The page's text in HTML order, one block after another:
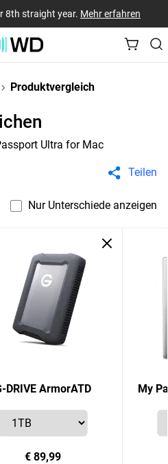
8th straight year. Mehr erfahren
Produktvergleich
Ultra for Mac
Teilen
Nur Unterschiede anzeigen
DRIVE ArmorATD
€ 89,99
My